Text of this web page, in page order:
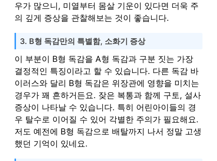
우가 많으니, 미열부터 몸살 기운이 있다면 더욱 주
의 깊게 증상을 관찰해보는 것이 좋습니다.
3. B형 독감만의 특별함, 소화기 증상
이 부분이 B형 독감을 A형 독감과 구분 짓는 가장
결정적인 특징이라고 할 수 있습니다. 다른 독감 바
이러스와 달리 B형 독감은 위장관에 영향을 미치는
경우가 꽤 흔하거든요. 잦은 복통과 함께 구토, 설사
증상이 나타날 수 있습니다. 특히 어린아이들의 경
우 탈수로 이어질 수 있어 각별한 주의가 필요해요.
저도 예전에 B형 독감으로 배탈까지 나서 정말 고생
했던 기억이 있네요.